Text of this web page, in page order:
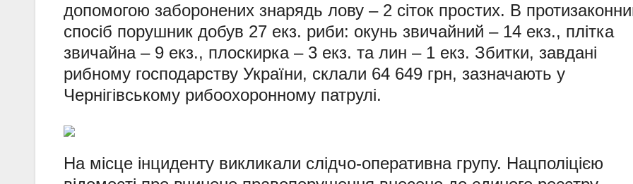
допомогою заборонених знарядь лову – 2 сіток простих. В
спосіб порушник добув 27 екз. риби: окунь звичайний – 14 екз., плітка
звичайна – 9 екз., плоскирка – 3 екз. та лин – 1 екз. Збитки, завдані
рибному господарству України, склали 64 649 грн, зазначають у
Чернігівському рибоохоронному патрулі.
На місце інциденту викликали слідчо-оперативна групу. Нацполіцією